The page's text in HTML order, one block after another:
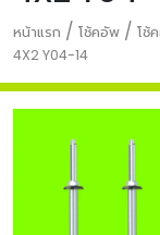
หน้าแรก / โช้คอัพ / โช้
4X2 Y04-14